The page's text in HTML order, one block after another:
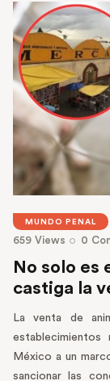
MUNDO PENAL
659 Views 0
No solo es
castiga la
La venta de
México a un
sancionar las